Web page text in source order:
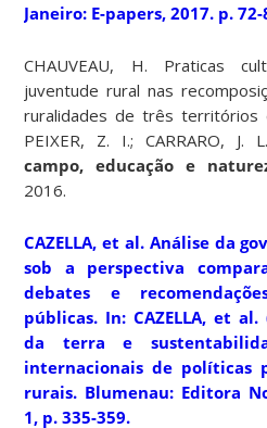
Janeiro: E-papers, 2017. p. 72-
CHAUVEAU, H. Praticas
juventude rural nas
ruralidades de três territórios
PEIXER, Z. I.; CARRARO, J.
campo, educação e
2016.
CAZELLA, et al. Análise da
sob a perspectiva
debates e
públicas. In: CAZELLA, et
da terra e
internacionais de políticas
rurais. Blumenau: Editora
1, p. 335-359.